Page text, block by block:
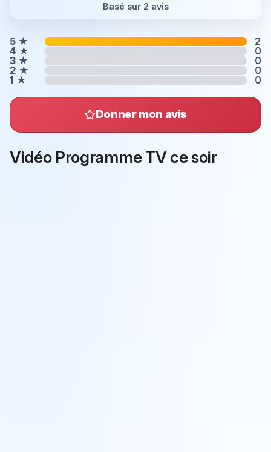
Basé sur 2 avis
5 ★
2
4 ★
0
3 ★
0
2 ★
0
1 ★ 0
Donner mon avis
Vidéo Programme TV ce soir